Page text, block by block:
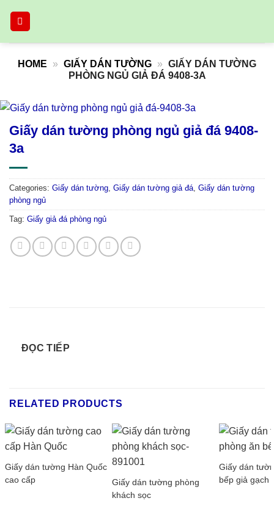
HOME » GIẤY DÁN TƯỜNG » GIẤY DÁN TƯỜNG
PHÒNG NGỦ GIẢ ĐÁ 9408-3A
Giấy dán tường phòng ngủ giả đá 9408-
3a
Categories: Giấy dán tường, Giấy dán tường giả đá, Giấy dán tường
phòng ngủ
Tag: Giấy giả đá phòng ngủ
ĐỌC TIẾP
RELATED PRODUCTS
Giấy dán tường Hàn Quốc
cao cấp
Giấy dán tường phòng
khách sọc
Giấy dán
bếp giả gạch